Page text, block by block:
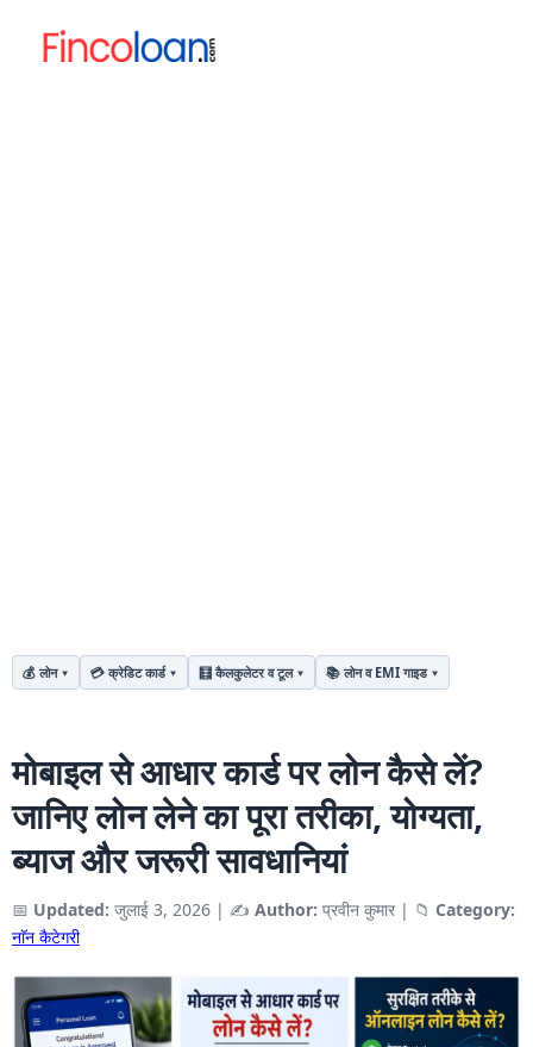
💰 लोन 💳 क्रेडिट कार्ड 🧮 कैलकुलेटर व टूल 📚 लोन व EMI गाइड
मोबाइल से आधार कार्ड पर लोन कैसे लें?
जानिए लोन लेने का पूरा तरीका, योग्यता,
ब्याज और जरूरी सावधानियां
📅 Updated: जुलाई 3, 2026 | ✍️ Author: प्रवीन कुमार | 📁 Category:
नाॅन कैटेगरी